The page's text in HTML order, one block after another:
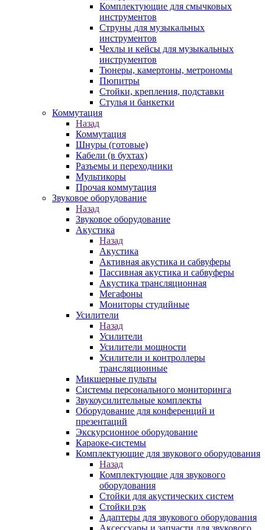
Комплектующие для смычковых
инструментов
Струны для музыкальных
инструментов
Чехлы и кейсы для музыкальных
инструментов
Тюнеры, камертоны, метрономы
Пюпитры
Стойки, крепления, подставки
Стулья и банкетки
Коммутация
Назад
Коммутация
Шнуры (готовые)
Кабели (в бухтах)
Разъемы и переходники
Мультикоры
Прочая коммутация
Звуковое оборудование
Назад
Звуковое оборудование
Акустика
Назад
Акустика
Активная акустика и сабвуферы
Пассивная акустика и сабвуферы
Акустика трансляционная
Мегафоны
Мониторы студийные
Усилители
Назад
Усилители
Усилители мощности
Усилители и контроллеры
трансляционные
Микшерные пульты
Системы персонального мониторинга
Звукоусилительные комплекты
Оборудование для конференций и
презентаций
Экскурсионное оборудование
Караоке-системы
Комплектующие для звукового оборудования
Назад
Комплектующие для звукового
оборудования
Стойки для акустических систем
Стойки рэк
Адаптеры для звукового оборудования
Аксессуары и запчасти для звукового